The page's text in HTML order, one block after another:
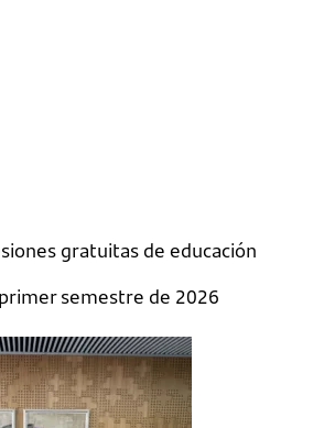
gratuitas de educación
semestre de 2026